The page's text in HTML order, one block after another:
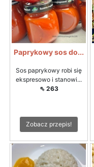
Paprykowy sos do...
Sos paprykowy robi się
ekspresowo i stanowi...
⇖ 263
Zobacz przepis!